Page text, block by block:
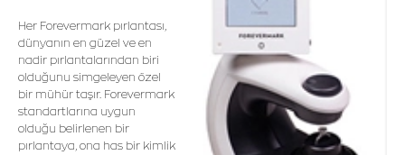
Her Forevermark pırlantası,
dünyanın en güzel ve en
nadir pırlantalarından biri
olduğunu simgeleyen özel
bir mühür taşır. Forevermark
standartlarına uygun
olduğu belirlenen bir
pırlantaya, ona has bir kimlik